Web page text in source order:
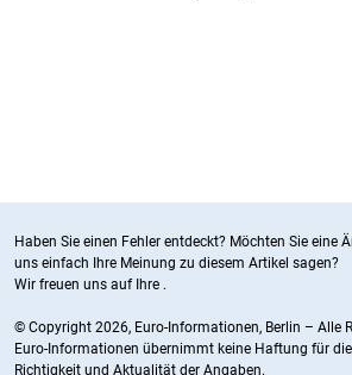
Haben Sie einen Fehler entdeckt? Möchten Sie eine
uns einfach Ihre Meinung zu diesem Artikel sagen?
Wir freuen uns auf Ihre .
© Copyright 2026, Euro-Informationen, Berlin – Alle
Euro-Informationen übernimmt keine Haftung für
Richtigkeit und Aktualität der Angaben.